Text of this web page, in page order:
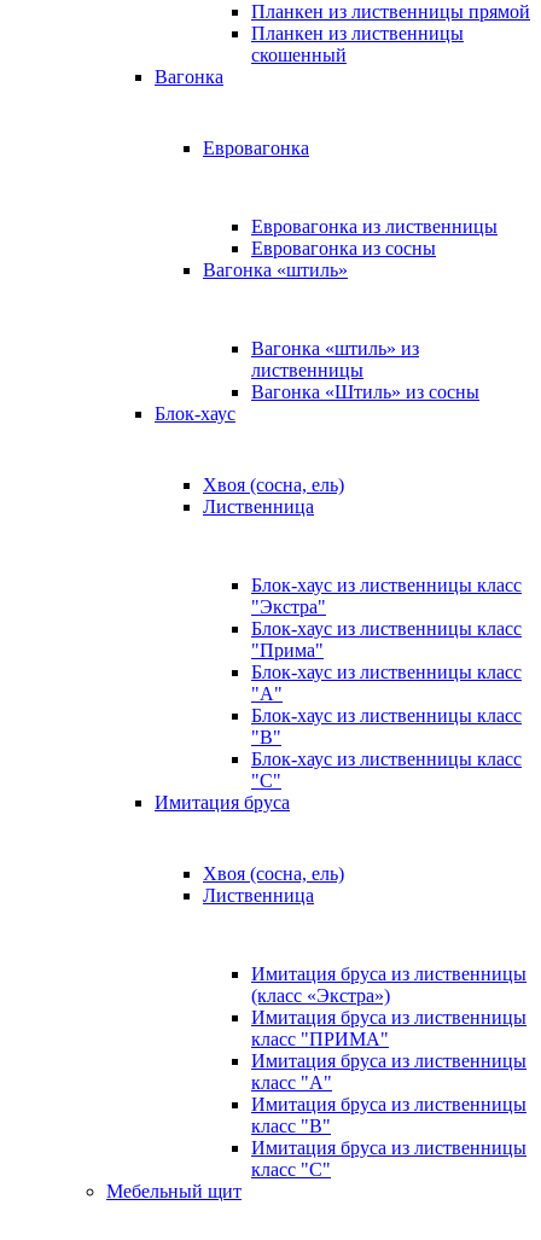
Планкен из лиственницы прямой
Планкен из лиственницы
скошенный
Вагонка
Евровагонка
Евровагонка из лиственницы
Евровагонка из сосны
Вагонка «штиль»
Вагонка «штиль» из
лиственницы
Вагонка «Штиль» из сосны
Блок-хаус
Хвоя (сосна, ель)
Лиственница
Блок-хаус из лиственницы класс
"Экстра"
Блок-хаус из лиственницы класс
"Прима"
Блок-хаус из лиственницы класс
"А"
Блок-хаус из лиственницы класс
"B"
Блок-хаус из лиственницы класс
"C"
Имитация бруса
Хвоя (сосна, ель)
Лиственница
Имитация бруса из лиственницы
(класс «Экстра»)
Имитация бруса из лиственницы
класс "ПРИМА"
Имитация бруса из лиственницы
класс "А"
Имитация бруса из лиственницы
класс "B"
Имитация бруса из лиственницы
класс "C"
Мебельный щит